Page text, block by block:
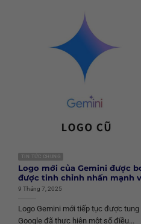
TIN TỨC CHUNG
Logo mới của Gemini được
được tinh chỉnh nhấn mạnh
9 Tháng 7, 2025
Logo Gemini mới tiếp tục được tung
Google đã thực hiện một số điều...